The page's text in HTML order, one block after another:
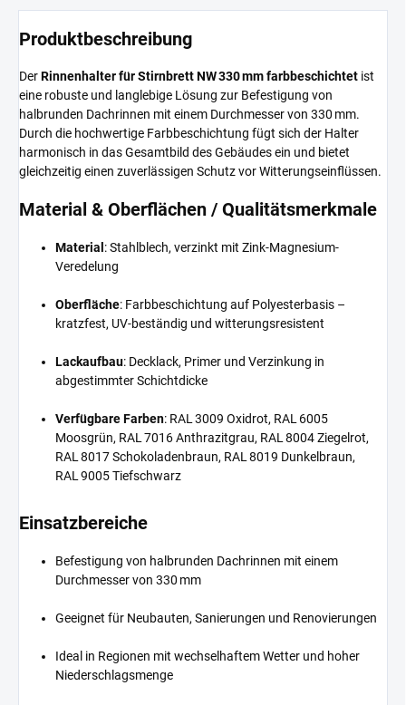
Produktbeschreibung
DerRinnenhalter für Stirnbrett NW 330 mm farbbeschichtet ist
eine robuste und langlebige Lösung zur Befestigung von
halbrunden Dachrinnen mit einem Durchmesser von 330 mm.
Durch die hochwertige Farbbeschichtung fügt sich der Halter
harmonisch in das Gesamtbild des Gebäudes ein und bietet
gleichzeitig einen zuverlässigen Schutz vor Witterungseinflüssen.
Material & Oberflächen / Qualitätsmerkmale
Material : Stahlblech, verzinkt mit Zink-Magnesium-
Veredelung
Oberfläche: Farbbeschichtung auf Polyesterbasis –
kratzfest, UV-beständig und witterungsresistent
Lackaufbau: Decklack, Primer und Verzinkung in
abgestimmter Schichtdicke
Verfügbare Farben: RAL 3009 Oxidrot, RAL 6005
Moosgrün, RAL 7016 Anthrazitgrau, RAL 8004 Ziegelrot,
RAL 8017 Schokoladenbraun, RAL 8019 Dunkelbraun,
RAL 9005 Tiefschwarz
Einsatzbereiche
Befestigung von halbrunden Dachrinnen mit einem
Durchmesser von 330 mm
Geeignet für Neubauten, Sanierungen und Renovierungen
Ideal in Regionen mit wechselhaftem Wetter und hoher
Niederschlagsmenge